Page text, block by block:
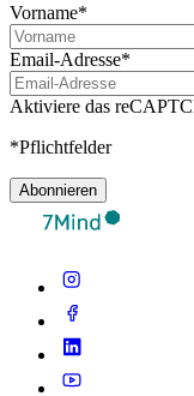
Vorname*
Email-Adresse*
Aktiviere das
*Pflichtfelder
Abonnieren